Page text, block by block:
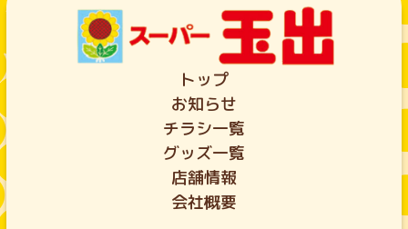
トップ
お知らせ
チラシ一覧
グッズ一覧
店舗情報
会社概要